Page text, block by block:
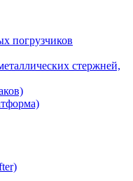
погрузчиков
стержней,